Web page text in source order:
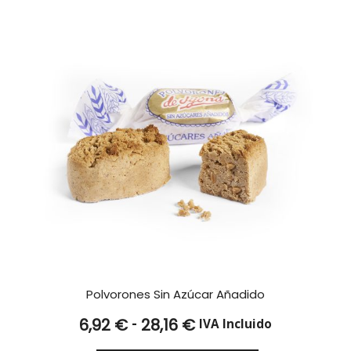
Polvorones Sin Azúcar Añadido
6,92 € - 28,16 €Rango
IVA Incluido